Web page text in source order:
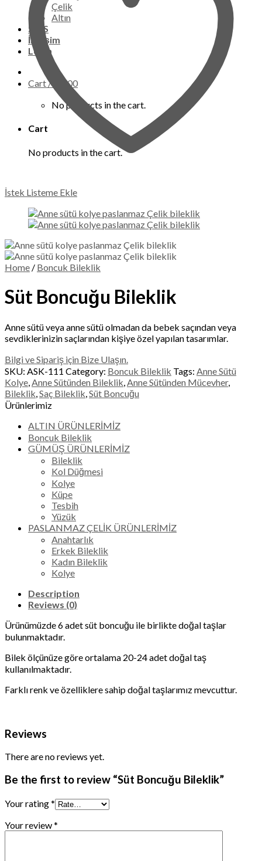
Çelik
Altın
S.S.S
İletişim
Login
Cart /
0,00
No products in the cart.
Cart
No products in the cart.
İstek Listeme Ekle
Home / Boncuk Bileklik
Süt Boncuğu Bileklik
Anne sütü veya anne sütü olmadan da bebek saçından veya
sevdiklerinizin saçlarından kişiye özel yapılan tasarımlar.
Bilgi ve Sipariş için Bize Ulaşın.
SKU: ASK-111 Category: Boncuk Bileklik Tags: Anne Sütü
Kolye,Anne Sütünden Bileklik,Anne Sütünden Mücevher,
Bileklik,Saç Bileklik,Süt Boncuğu
Ürünlerimiz
ALTIN ÜRÜNLERİMİZ
Boncuk Bileklik
GÜMÜŞ ÜRÜNLERİMİZ
Bileklik
Kol Düğmesi
Kolye
Küpe
Tesbih
Yüzük
PASLANMAZ ÇELİK ÜRÜNLERİMİZ
Anahtarlık
Erkek Bileklik
Kadın Bileklik
Kolye
Description
Reviews (0)
Ürünümüzde 6 adet süt boncuğu ile birlikte doğal taşlar
bulunmaktadır.
Bilek ölçünüze göre ortalama 20-24 adet doğal taş
kullanılmaktadır.
Farklı renk ve özelliklere sahip doğal taşlarımız mevcuttur.
Reviews
There are no reviews yet.
Be the first to review “Süt Boncuğu Bileklik”
Your rating*
Your review*